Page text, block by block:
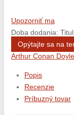
Upozorniť ma
Doba dodania:
Opýtajte sa na
Arthur Conan Doyle
Popis
Recenzie
Príbuzný tovar